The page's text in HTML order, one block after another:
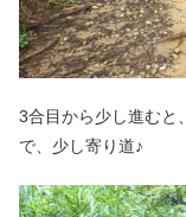
3合目から少し進むと、
で、少し寄り道♪